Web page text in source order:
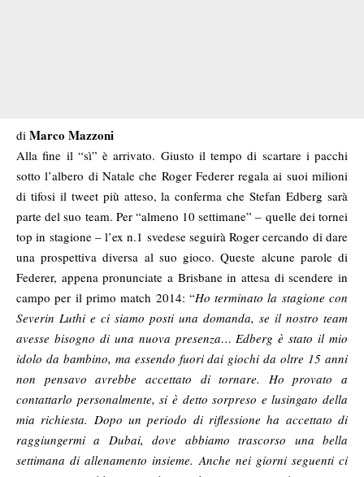
di Marco Mazzoni
Alla fine il “sì” è arrivato. Giusto il tempo di scartare i pacchi
sotto l’albero di Natale che Roger Federer regala ai suoi milioni
di tifosi il tweet più atteso, la conferma che Stefan Edberg sarà
parte del suo team. Per “almeno 10 settimane” – quelle dei tornei
top in stagione – l’ex n.1 svedese seguirà Roger cercando di dare
una prospettiva diversa al suo gioco. Queste alcune parole di
Federer, appena pronunciate a Brisbane in attesa di scendere in
campo per il primo match 2014: “Ho terminato la stagione con
Severin Luthi e ci siamo posti una domanda, se il nostro team
avesse bisogno di una nuova presenza… Edberg è stato il mio
idolo da bambino, ma essendo fuori dai giochi da oltre 15 anni
non pensavo avrebbe accettato di tornare. Ho provato a
contattarlo personalmente, si è detto sorpreso e lusingato della
mia richiesta. Dopo un periodo di riflessione ha accettato di
raggiungermi a Dubai, dove abbiamo trascorso una bella
settimana di allenamento insieme. Anche nei giorni seguenti ci